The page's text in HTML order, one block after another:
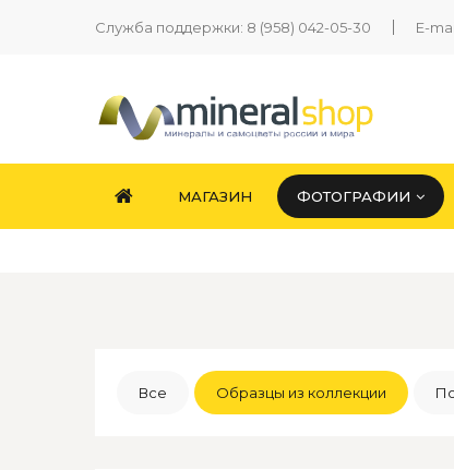
Служба поддержки: 8 (958) 042-05-30 E-
МАГАЗИН ФОТОГРАФИИ
Все Образцы из коллекции